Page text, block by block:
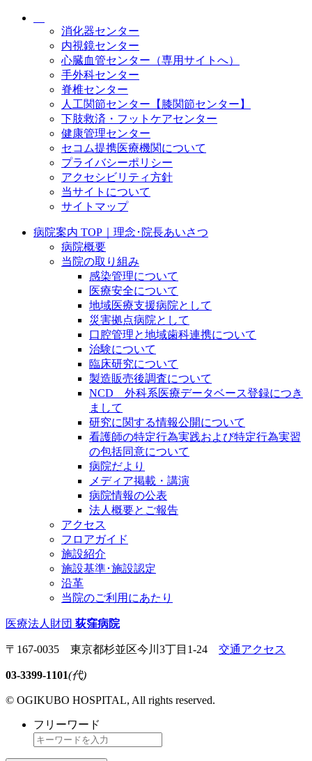
消化器センター
内視鏡センター
心臓血管センター（専用サイトへ）
手外科センター
脊椎センター
人工関節センター【膝関節センター】
下肢救済・フットケアセンター
健康管理センター
セコム提携医療機関について
プライバシーポリシー
アクセシビリティ方針
当サイトについて
サイトマップ
病院案内 TOP｜理念･院長あいさつ
病院概要
当院の取り組み
感染管理について
医療安全について
地域医療支援病院として
災害拠点病院として
口腔管理と地域歯科連携について
治験について
臨床研究について
製造販売後調査について
NCD 外科系医療データベース登録につき
まして
研究に関する情報公開について
看護師の特定行為実践および特定行為実習
の包括同意について
病院だより
メディア掲載・講演
病院情報の公表
法人概要とご報告
アクセス
フロアガイド
施設紹介
施設基準･施設認定
沿革
当院のご利用にあたり
医療法人財団 荻窪病院
〒167-0035 東京都杉並区今川3丁目1-24 交通アクセス
03-3399-1101(代)
© OGIKUBO HOSPITAL, All rights reserved.
フリーワード